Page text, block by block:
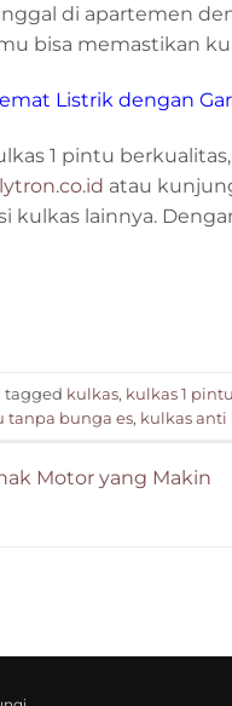
di apartemen
bisa memastikan
Listrik dengan
1 pintu
atau
kulkas lainnya.
tagged kulkas, kulkas 1 pintu
tanpa bunga es, kulkas anti
Motor yang Makin